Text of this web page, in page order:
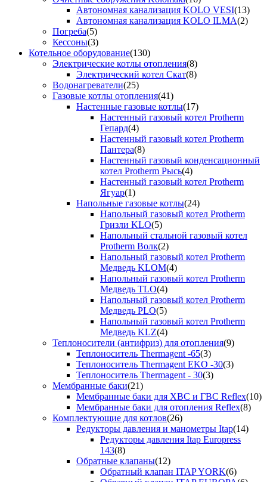
Автономная канализация KOLO VESI(13)
Автономная канализация KOLO ILMA(2)
Погреба(5)
Кессоны(3)
Котельное оборудование(130)
Электрические котлы отопления(8)
Электрический котел Скат(8)
Водонагреватели(25)
Газовые котлы отопления(41)
Настенные газовые котлы(17)
Настенный газовый котел Protherm
Гепард(4)
Настенный газовый котел Protherm
Пантера(8)
Настенный газовый конденсационный
котел Protherm Рысь(4)
Настенный газовый котел Protherm
Ягуар(1)
Напольные газовые котлы(24)
Напольный газовый котел Protherm
Гризли KLO(5)
Напольный стальной газовый котел
Protherm Волк(2)
Напольный газовый котел Protherm
Медведь KLOM(4)
Напольный газовый котел Protherm
Медведь TLO(4)
Напольный газовый котел Protherm
Медведь PLO(5)
Напольный газовый котел Protherm
Медведь KLZ(4)
Теплоносители (антифриз) для отопления(9)
Теплоноситель Thermagent -65(3)
Теплоноситель Thermagent EKO -30(3)
Теплоноситель Thermagent - 30(3)
Мембранные баки(21)
Мембранные баки для ХВС и ГВС Reflex(10)
Мембранные баки для отопления Reflex(8)
Комплектующие для котлов(26)
Редукторы давления и манометры Itap(14)
Редукторы давления Itap Europress
143(8)
Обратные клапаны(12)
Обратный клапан ITAP YORK(6)